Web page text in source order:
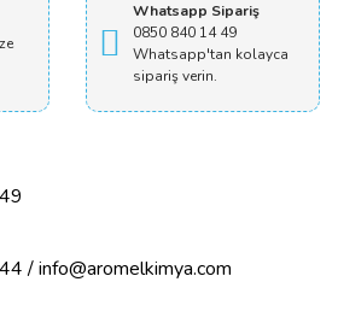
Whatsapp Sipariş
0850 840 14 49
Whatsapp'tan kolayca
sipariş verin.
/ info@aromelkimya.com